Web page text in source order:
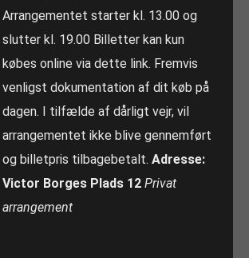
Arrangementet starter kl. 13.00 og
slutter kl. 19.00 Billetter kan kun
købes online via dette link. Fremvis
venligst dokumentation af dit køb på
dagen. I tilfælde af dårligt vejr, vil
arrangementet ikke blive gennemført
og billetpris tilbagebetalt.Adresse:
Victor Borges Plads 12 Privat
arrangement